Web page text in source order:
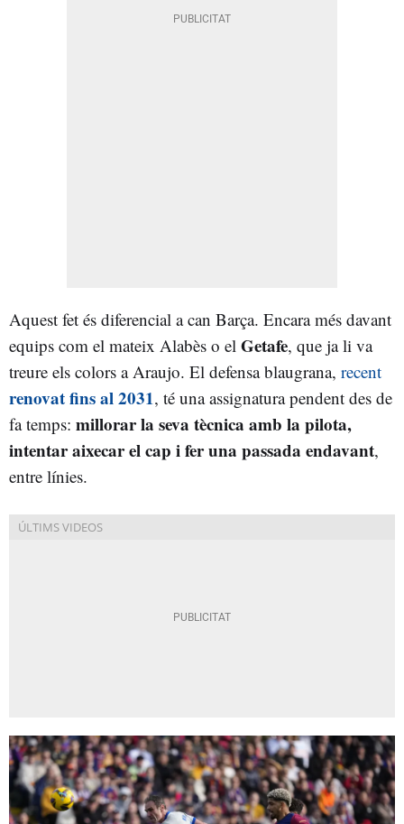
Aquest fet és diferencial a can Barça. Encara més davant
equips com el mateix Alabès o el Getafe, que ja li va
treure els colors a Araujo. El defensa blaugrana, recent
renovat fins al 2031, té una assignatura pendent des de
fa temps: millorar la seva tècnica amb la pilota,
intentar aixecar el cap i fer una passada endavant,
entre línies.